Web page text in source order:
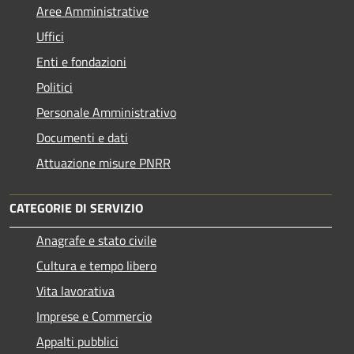
Aree Amministrative
Uffici
Enti e fondazioni
Politici
Personale Amministrativo
Documenti e dati
Attuazione misure PNRR
CATEGORIE DI SERVIZIO
Anagrafe e stato civile
Cultura e tempo libero
Vita lavorativa
Imprese e Commercio
Appalti pubblici